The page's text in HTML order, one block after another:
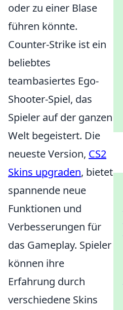
oder zu einer Blase
führen könnte.
Counter-Strike ist ein
beliebtes
teambasiertes Ego-
Shooter-Spiel, das
Spieler auf der ganzen
Welt begeistert. Die
neueste Version, CS2
Skins upgraden, bietet
spannende neue
Funktionen und
Verbesserungen für
das Gameplay. Spieler
können ihre
Erfahrung durch
verschiedene Skins